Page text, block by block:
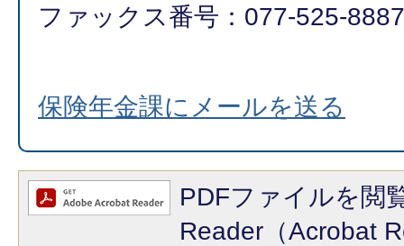
ファックス番号：077-525-8887
保険年金課にメールを送る
PDFファイルを閲
Reader（Acrobat